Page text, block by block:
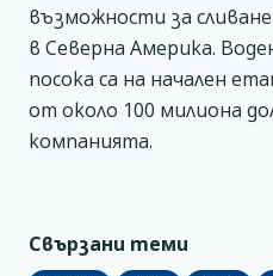
възможности за
в Северна Америка.
посока са на начален
от около 100 милиона
компанията.
Свързани теми